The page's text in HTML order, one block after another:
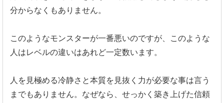
分からなく もありません。
このようなモンスターが一番悪いのですが、
このような
人はレベルの違いはあれど一定数います。
人を見極める冷静さと本質を見抜く力が必要な事は言う
までもあり ません。なぜなら、 せっかく築き上げた信頼